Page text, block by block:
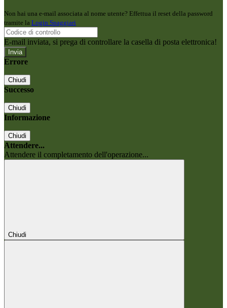
Non hai una e-mail associata al nome utente? Effettua il reset della password
tramite la Login Spaggiari
E-mail inviata, si prega di controllare la casella di posta elettronica!
Errore
Chiudi
Successo
Chiudi
Informazione
Chiudi
Attendere...
Attendere il completamento dell'operazione...
Chiudi